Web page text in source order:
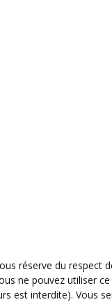
réserve du respect
ne pouvez utiliser
est interdite). Vous